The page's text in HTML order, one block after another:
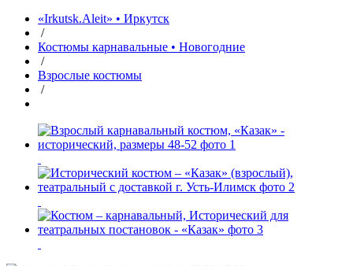
«Irkutsk.Aleit» • Иркутск
/
Костюмы карнавальные • Новогодние
/
Взрослые костюмы
/